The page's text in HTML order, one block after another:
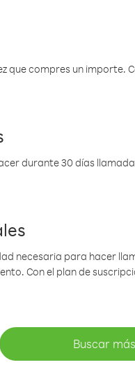
que compres un
durante 30 días
necesaria para hacer
Con el plan de
Buscar